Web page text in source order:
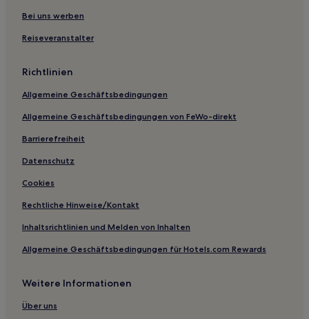
Bei uns werben
Reiseveranstalter
Richtlinien
Allgemeine Geschäftsbedingungen
Allgemeine Geschäftsbedingungen von FeWo-direkt
Barrierefreiheit
Datenschutz
Cookies
Rechtliche Hinweise/Kontakt
Inhaltsrichtlinien und Melden von Inhalten
Allgemeine Geschäftsbedingungen für Hotels.com Rewards
Weitere Informationen
Über uns